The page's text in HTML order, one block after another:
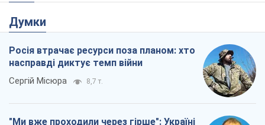
Думки
Росія втрачає ресурси поза планом: хто
насправді диктує темп війни
Сергій Місюра 8,7 т.
"Ми вже проходили через гірше": Україні